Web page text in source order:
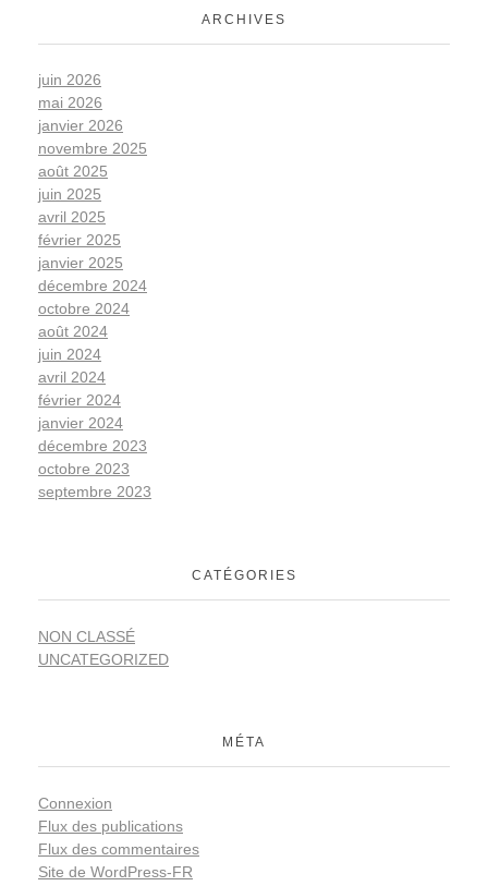
ARCHIVES
juin 2026
mai 2026
janvier 2026
novembre 2025
août 2025
juin 2025
avril 2025
février 2025
janvier 2025
décembre 2024
octobre 2024
août 2024
juin 2024
avril 2024
février 2024
janvier 2024
décembre 2023
octobre 2023
septembre 2023
CATÉGORIES
NON CLASSÉ
UNCATEGORIZED
MÉTA
Connexion
Flux des publications
Flux des commentaires
Site de WordPress-FR